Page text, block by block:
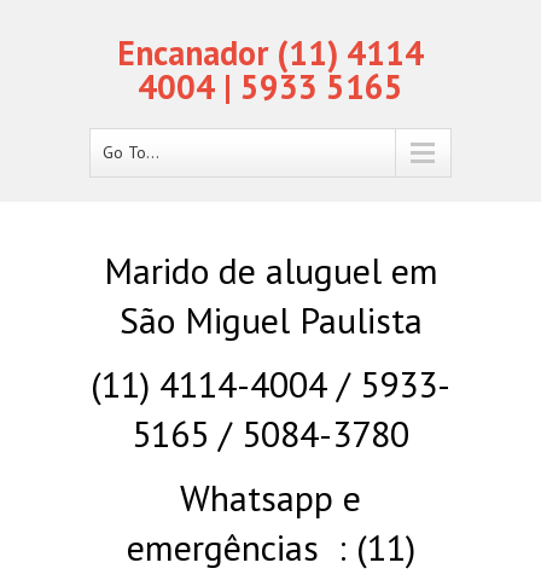
Encanador (11) 4114
4004 | 5933 5165
Go To...
Marido de aluguel em
São Miguel Paulista
(11) 4114-4004 / 5933-
5165 / 5084-3780
Whatsapp e
emergências : (11)